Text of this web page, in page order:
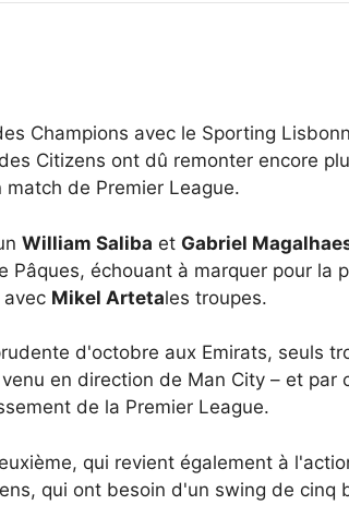
Champions avec le Sporting
Citizens ont dû remonter encore
de Premier League.
William Saliba et Gabriel
échouant à marquer pour la
Mikel Artetales troupes.
d'octobre aux Emirats, seuls
en direction de Man City – et par
de la Premier League.
qui revient également à
qui ont besoin d'un swing de cinq